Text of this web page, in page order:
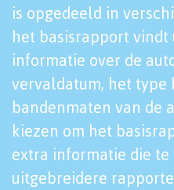
is opgedeeld in
het basisrapport vindt
informatie over de
vervaldatum, het type
bandenmaten van de
kiezen om het
extra informatie die te
uitgebreidere